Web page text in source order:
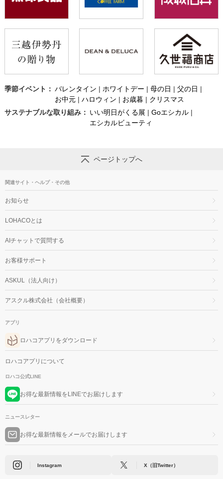
季節イベント： バレンタイン | ホワイトデー | 母の日 | 父の日 |
お中元| ハロウィン | お歳暮 | クリスマス
サステナブルな取り組み： いい明日がくる展 | Goエシカル|
エシカルビューティ
LOHACOからのおすすめPRアイテム
トイレットペーパー
シングル 3倍長持ち 6
ロール 150m スコッ
（イチオシ）
5,280円
ロール 3倍長持ち ダ
フレグランス オム 詰
ファーファ
フリーアンド
無香料 詰め
ァ・ジャパン
関連サイト・ヘルプ・その他
お知らせ
LOHACOとは
AIチャットで質問する
お客様サポート
ASKUL（法人向け）
アスクル株式会社（会社概要）
アプリ
ロハコアプリをダウンロード